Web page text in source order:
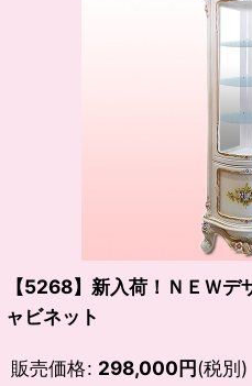
【5268】新入荷！ＮＥＷ
ャビネット
販売価格: 298,000円(税別)